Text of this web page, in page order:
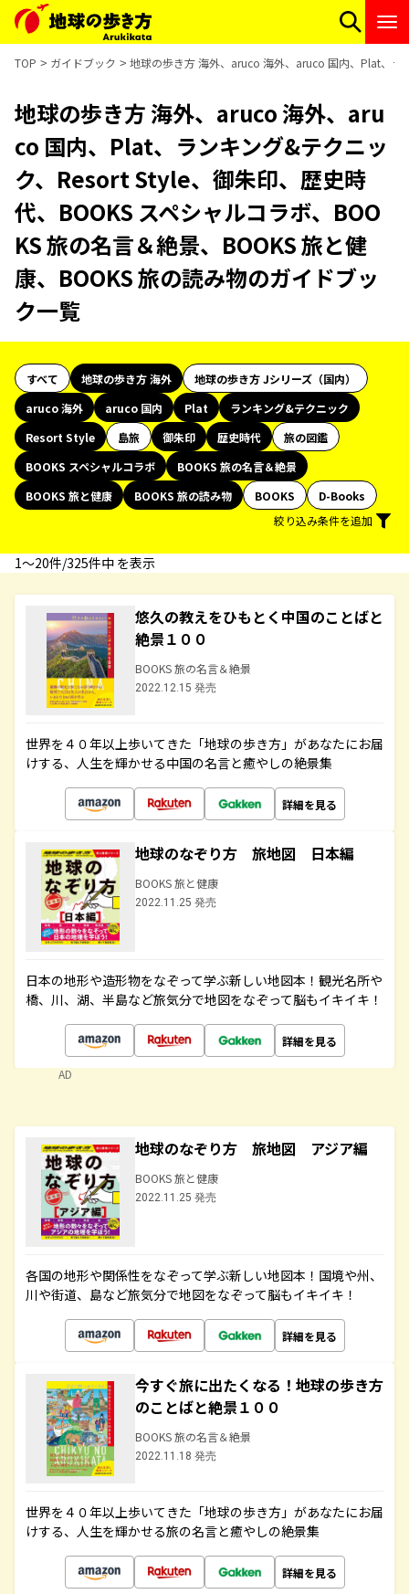
TOP ガイドブック 地球の歩き方 海外、aruco 海外、aruco 国内、Plat、ラ
地球の歩き方 海外、aruco 海外、aru
co 国内、Plat、ランキング&テクニッ
ク、Resort Style、御朱印、歴史時
代、BOOKS スペシャルコラボ、BOO
KS 旅の名言＆絶景、BOOKS 旅と健
康、BOOKS 旅の読み物のガイドブッ
ク一覧
すべて 地球の歩き方 海外
地球の歩き方 Jシリーズ（国内）
aruco 海外
aruco 国内 Plat
ランキング&テクニック
Resort Style
島旅 御朱印 歴史時代
旅の図鑑
BOOKS スペシャルコラボ
BOOKS 旅の名言＆絶景
BOOKS 旅と健康
BOOKS 旅の読み物 BOOKS
D-Books
絞り込み条件を追加
1〜20件/325件中 を表示
悠久の教えをひもとく中国のことばと
絶景１００
BOOKS 旅の名言＆絶景
2022.12.15 発売
世界を４０年以上歩いてきた「地球の歩き方」があなたにお届
けする、人生を輝かせる中国の名言と癒やしの絶景集
詳細を見る
地球のなぞり方 旅地図 日本編
BOOKS 旅と健康
2022.11.25 発売
日本の地形や造形物をなぞって学ぶ新しい地図本！観光名所や
橋、川、湖、半島など旅気分で地図をなぞって脳もイキイキ！
詳細を見る
AD
地球のなぞり方 旅地図 アジア編
BOOKS 旅と健康
2022.11.25 発売
各国の地形や関係性をなぞって学ぶ新しい地図本！国境や州、
川や街道、島など旅気分で地図をなぞって脳もイキイキ！
詳細を見る
今すぐ旅に出たくなる！地球の歩き方
のことばと絶景１００
BOOKS 旅の名言＆絶景
2022.11.18 発売
世界を４０年以上歩いてきた「地球の歩き方」があなたにお届
けする、人生を輝かせる旅の名言と癒やしの絶景集
詳細を見る